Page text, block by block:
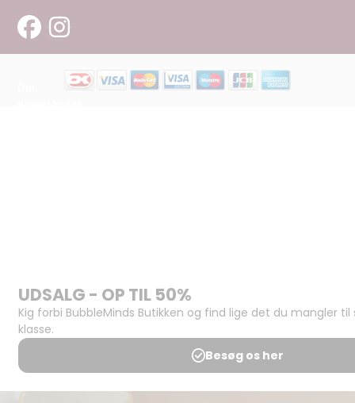
Support og
juridisk:
Spørgsmål og
svar
Medlemsbetingelser
Handels- og